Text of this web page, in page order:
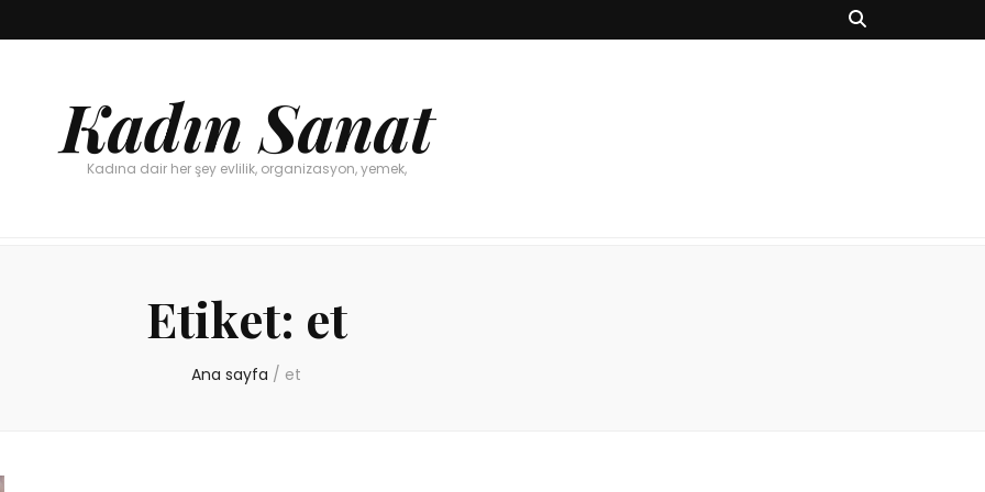
Kadın Sanat
Kadına dair her şey evlilik, organizasyon, yemek,
Etiket: et
Ana sayfa / et